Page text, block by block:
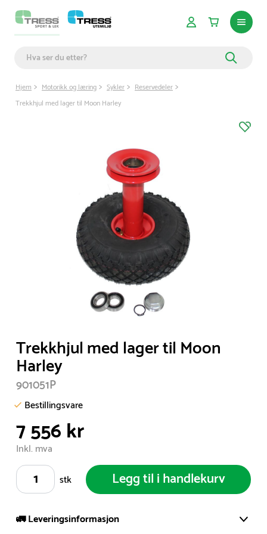
Hjem Motorikk og læring Sykler
Reservedeler
Trekkhjul med lager til Moon Harley
of
1
Trekkhjul med lager til Moon
Harley
901051P
Bestillingsvare
7 556 kr
Inkl. mva
stk
Legg til i handlekurv
🚛 Leveringsinformasjon